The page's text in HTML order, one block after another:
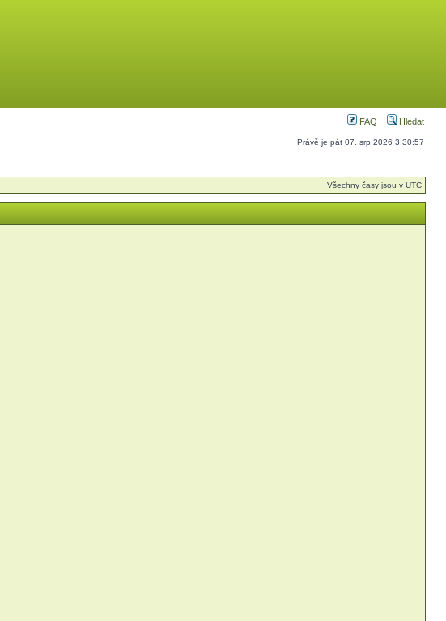
FAQ Hledat
Právě je pát 07. srp 2026 3:30:57
Všechny časy jsou v UTC